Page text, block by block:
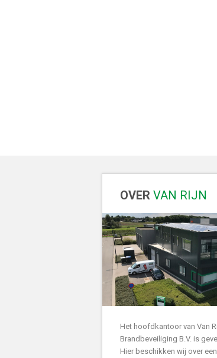
OVER VAN RIJN
Het hoofdkantoor van Van
Brandbeveiliging B.V. is
Hier beschikken wij over